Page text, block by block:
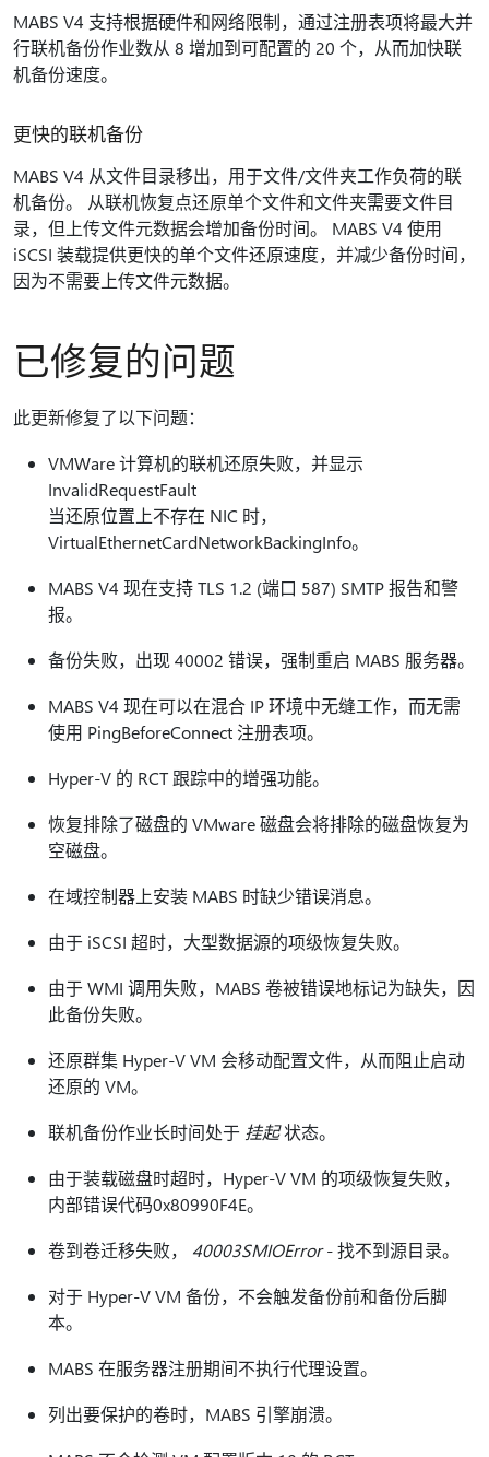
MABS V4 支持根据硬件和网络限制，通过注册表项将最大并
行联机备份作业数从 8 增加到可配置的 20 个，从而加快联
机备份速度。
更快的联机备份
MABS V4 从文件目录移出，用于文件/文件夹工作负荷的联
机备份。 从联机恢复点还原单个文件和文件夹需要文件目
录，但上传文件元数据会增加备份时间。 MABS V4 使用
iSCSI 装载提供更快的单个文件还原速度，并减少备份时间，
因为不需要上传文件元数据。
已修复的问题
此更新修复了以下问题：
VMWare 计算机的联机还原失败，并显示
InvalidRequestFault
当还原位置上不存在 NIC 时，
VirtualEthernetCardNetworkBackingInfo。
MABS V4 现在支持 TLS 1.2 (端口 587) SMTP 报告和警
报。
备份失败，出现 40002 错误，强制重启 MABS 服务器。
MABS V4 现在可以在混合 IP 环境中无缝工作，而无需
使用 PingBeforeConnect 注册表项。
Hyper-V 的 RCT 跟踪中的增强功能。
恢复排除了磁盘的 VMware 磁盘会将排除的磁盘恢复为
空磁盘。
在域控制器上安装 MABS 时缺少错误消息。
由于 iSCSI 超时，大型数据源的项级恢复失败。
由于 WMI 调用失败，MABS 卷被错误地标记为缺失，因
此备份失败。
还原群集 Hyper-V VM 会移动配置文件，从而阻止启动
还原的 VM。
联机备份作业长时间处于 挂起状态。
由于装载磁盘时超时，Hyper-V VM 的项级恢复失败，
内部错误代码0x80990F4E。
卷到卷迁移失败， 40003SMIOError- 找不到源目录。
对于 Hyper-V VM 备份，不会触发备份前和备份后脚
本。
MABS 在服务器注册期间不执行代理设置。
列出要保护的卷时，MABS 引擎崩溃。